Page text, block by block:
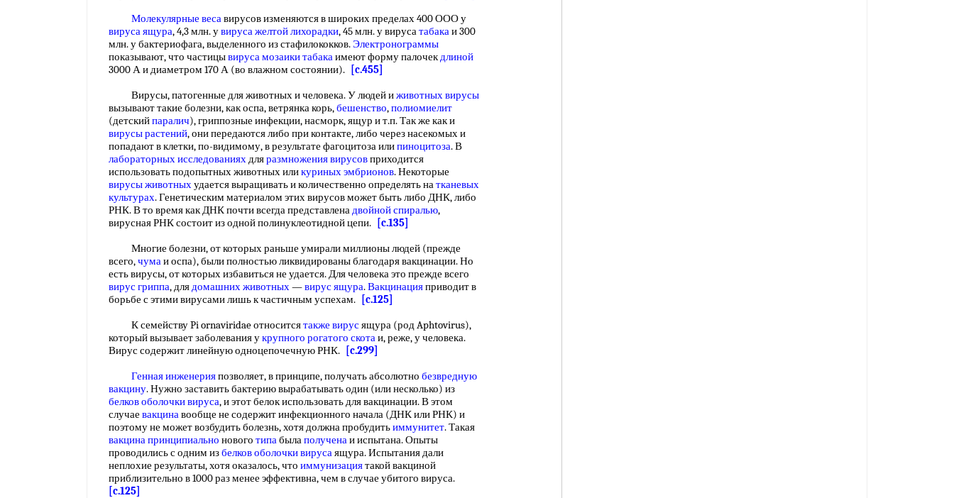
Молекулярные весавирусов изменяются в широких пределах 400 ООО у
вируса ящура, 4,3 млн. увируса желтой лихорадки, 45 млн. у вирусатабакаи 300
млн. у бактериофага, выделенного из стафилококков.Электронограммы
показывают, что частицывируса мозаикитабакаимеют форму палочекдлиной
3000 А и диаметром 170 А (во влажном состоянии).
[c.455]
Вирусы, патогенные для животных и человека. У людей иживотных вирусы
вызывают такие болезни, как оспа, ветрянка корь,бешенство,полиомиелит
(детскийпаралич), гриппозные инфекции, насморк, ящур и т.п. Так же как и
вирусы растений, они передаются либо при контакте, либо через насекомых и
попадают в клетки, по-видимому, в результате фагоцитоза илипиноцитоза. В
лабораторных исследованияхдляразмножения вирусовприходится
использовать подопытных животных иликуриных эмбрионов. Некоторые
вирусы животныхудается выращивать и количественно определять натканевых
культурах. Генетическим материалом этих вирусов может быть либо ДНК, либо
РНК. В то время как ДНК почти всегда представленадвойной спиралью,
вирусная РНК состоит из одной полинуклеотидной цепи.
[c.135]
Многие болезни, от которых раньше умирали миллионы людей (прежде
всего,чумаи оспа), были полностью ликвидированы благодаря вакцинации. Но
есть вирусы, от которых избавиться не удается. Для человека это прежде всего
вирус гриппа, длядомашних животных—вирус ящура.Вакцинацияприводит в
борьбе с этими вирусами лишь к частичным успехам.
[c.125]
К семейству Pi ornaviridae относитсятакже вирусящура (род Aphtovirus),
который вызывает заболевания укрупного рогатого скотаи, реже, у человека.
Вирус содержит линейную одноцепочечную РНК.
[c.299]
Генная инженерияпозволяет, в принципе, получать абсолютно безвредную
вакцину. Нужно заставить бактерию вырабатывать один (или несколько) из
белков оболочки вируса, и этот белок использовать для вакцинации. В этом
случае вакцинавообще не содержит инфекционного начала (ДНК или РНК) и
поэтому не может возбудить болезнь, хотя должна пробудитьиммунитет. Такая
вакцинапринципиально нового типабылаполученаи испытана. Опыты
проводились с одним избелков оболочки вирусаящура. Испытания дали
неплохие результаты, хотя оказалось, что иммунизациятакой вакциной
приблизительно в 1000 раз менее эффективна, чем в случае убитого вируса.
[c.125]